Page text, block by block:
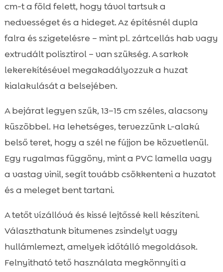
cm-t a föld felett, hogy távol tartsuk a
nedvességet és a hideget. Az építésnél dupla
falra és szigetelésre – mint pl. zártcellás hab vagy
extrudált polisztirol – van szükség. A sarkok
lekerekítésével megakadályozzuk a huzat
kialakulását a belsejében.
A bejárat legyen szűk, 13–15 cm széles, alacsony
küszöbbel. Ha lehetséges, tervezzünk L-alakú
belső teret, hogy a szél ne fújjon be közvetlenül.
Egy rugalmas függöny, mint a PVC lamella vagy
a vastag vinil, segít tovább csökkenteni a huzatot
és a meleget bent tartani.
A tetőt vízállóvá és kissé lejtőssé kell készíteni.
Választhatunk bitumenes zsindelyt vagy
hullámlemezt, amelyek időtálló megoldások.
Felnyitható tető használata megkönnyíti a